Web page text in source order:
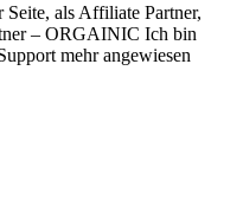
Seite, als Affiliate Partner,
– ORGAINIC Ich bin
mehr angewiesen